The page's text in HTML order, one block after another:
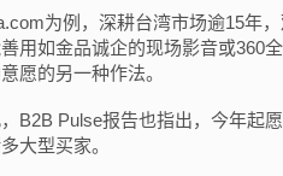
为例，深耕台湾市场逾15年
用如金品诚企的现场影音或360
愿的另一种作法。
B2B Pulse报告也指出，今年起
大型买家。